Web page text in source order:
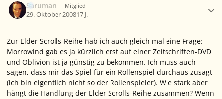
Saruman Mitglied
29. Oktober 200817 J.
Zur Elder Scrolls-Reihe hab ich auch gleich mal eine Frage:
Morrowind gab es ja kürzlich erst auf einer Zeitschriften-DVD
und Oblivion ist ja günstig zu bekommen. Ich muss auch
sagen, dass mir das Spiel für ein Rollenspiel durchaus zusagt
(ich bin eigentlich nicht so der Rollenspieler). Wie stark aber
hängt die Handlung der Elder Scrolls-Reihe zusammen? Wenn